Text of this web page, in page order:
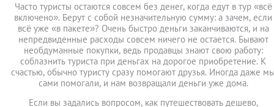
Часто туристы остаются совсем без денег, когда едут в тур «всё
включено». Берут с собой незначительную сумму: а зачем, если
всё уже «в пакете»? Очень быстро деньги заканчиваются, и на
непредвиденные расходы совсем ничего не остается. Бывают
необдуманные покупки, ведь продавцы знают свою работу:
соблазнить туриста при деньгах на дорогое приобретение. К
счастью, обычно туристу сразу помогают друзья. Иногда даже
сами помогали, и нам возвращали деньги уже дома.
Если вы задались вопросом, как путешествовать дешево,